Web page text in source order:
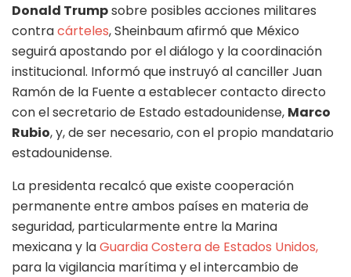
Donald Trumpsobre posibles acciones militares
contracárteles, Sheinbaum afirmó que México
seguirá apostando por el diálogo y la coordinación
institucional. Informó que instruyó al canciller Juan
Ramón de la Fuente a establecer contacto directo
con el secretario de Estado estadounidense, Marco
Rubio, y, de ser necesario, con el propio mandatario
estadounidense.
La presidenta recalcó que existe cooperación
permanente entre ambos países en materia de
seguridad, particularmente entre la Marina
mexicana y laGuardia Costera de Estados Unidos,
para la vigilancia marítima y el intercambio de